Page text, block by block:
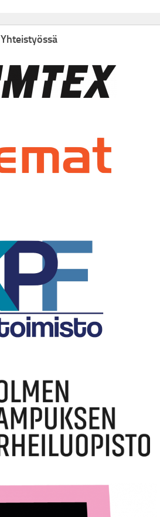
Yhteistyössä